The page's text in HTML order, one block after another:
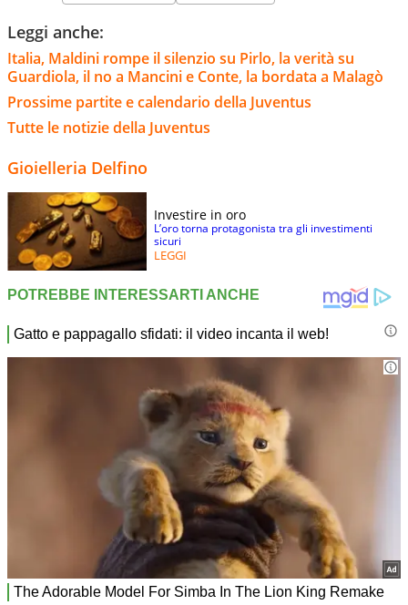
Leggi anche:
Italia, Maldini rompe il silenzio su Pirlo, la verità su
Guardiola, il no a Mancini e Conte, la bordata a Malagò
Prossime partite e calendario della Juventus
Tutte le notizie della Juventus
Gioielleria Delfino
Investire in oro
L’oro torna protagonista tra gli investimenti
sicuri
LEGGI